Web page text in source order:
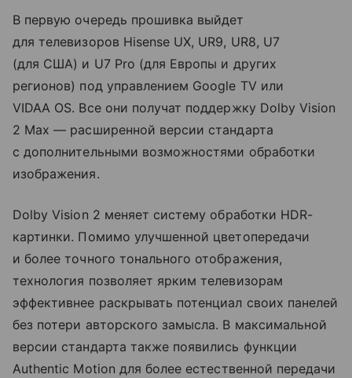
В первую очередь прошивка выйдет
для телевизоров Hisense UX, UR9, UR8, U7
(для США) и U7 Pro (для Европы и других
регионов) под управлением Google TV или
VIDAA OS. Все они получат поддержку Dolby Vision
2 Max — расширенной версии стандарта
с дополнительными возможностями обработки
изображения.
Dolby Vision 2 меняет систему обработки HDR-
картинки. Помимо улучшенной цветопередачи
и более точного тонального отображения,
технология позволяет ярким телевизорам
эффективнее раскрывать потенциал своих панелей
без потери авторского замысла. В максимальной
версии стандарта также появились функции
Authentic Motion для более естественной передачи